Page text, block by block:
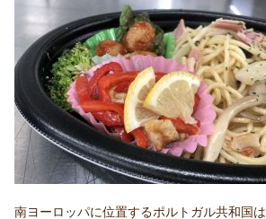
南ヨーロッパに位置するポルトガル共和国は